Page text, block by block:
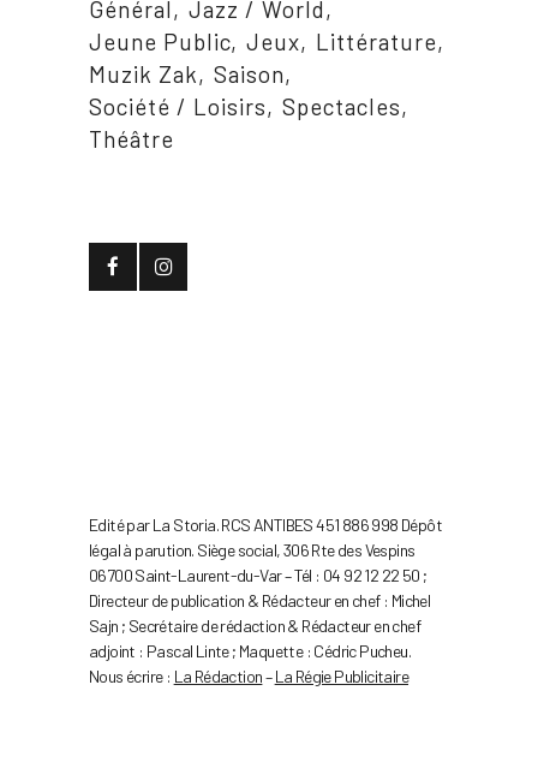
Général
Jazz / World
Jeune Public Jeux
Littérature
Muzik Zak
Saison
Société / Loisirs
Spectacles
Théâtre
Edité par La Storia. RCS ANTIBES 451 886 998 Dépôt
légal à parution. Siège social, 306 Rte des Vespins
06700 Saint-Laurent-du-Var – Tél : 04 92 12 22 50 ;
Directeur de publication & Rédacteur en chef : Michel
Sajn ; Secrétaire de rédaction & Rédacteur en chef
adjoint : Pascal Linte ; Maquette : Cédric Pucheu.
Nous écrire : La Rédaction–La Régie Publicitaire